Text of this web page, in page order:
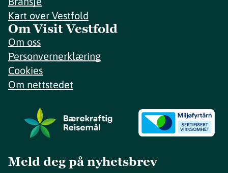
Kart over Vestfold
Om Visit Vestfold
Om oss
Personvernerklæring
Cookies
Om nettstedet
Meld deg på nyhetsbrev